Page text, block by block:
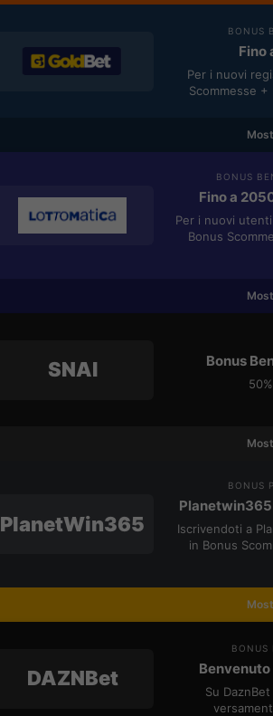
BONUS
Fino
Per i nuovi
Scommesse
BONUS
Fino a
Per i nuovi
Bonus
SNAI Bonus
PlanetWin365
BONUS
Iscrivendoti a
in Bonus
DAZNBet
BONUS
Su